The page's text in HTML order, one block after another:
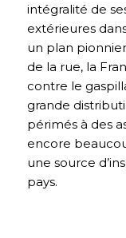
intégralité de
extérieures
un plan
de la rue, la
contre le
grande
périmés à des
encore
une source
pays.